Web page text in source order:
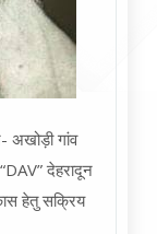
अखोड़ी गांव
देहरादून
हेतु सक्रिय